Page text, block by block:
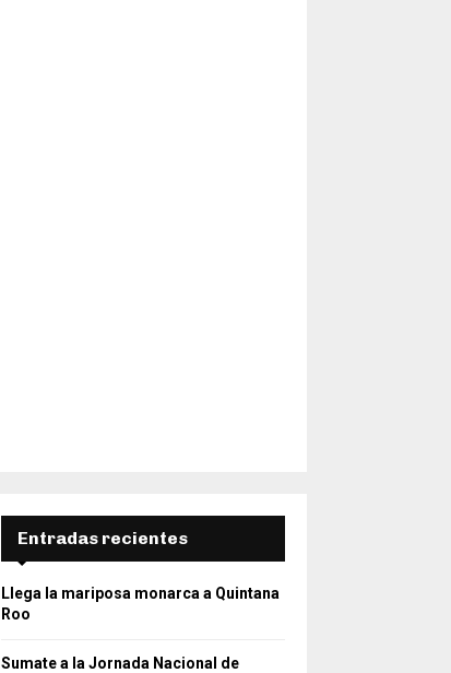
Entradas recientes
Llega la mariposa monarca a Quintana
Roo
Sumate a la Jornada Nacional de